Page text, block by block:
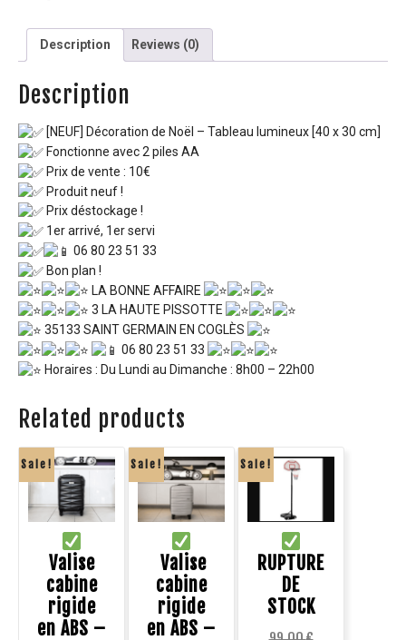
Description Reviews (0)
Description
[NEUF] Décoration de Noël – Tableau lumineux [40 x 30 cm]
Fonctionne avec 2 piles AA
Prix de vente : 10€
Produit neuf !
Prix déstockage !
1er arrivé, 1er servi
06 80 23 51 33
Bon plan !
LA BONNE AFFAIRE
3 LA HAUTE PISSOTTE
35133 SAINT GERMAIN EN COGLÈS
06 80 23 51 33
Horaires : Du Lundi au Dimanche : 8h00 – 22h00
Related products
Sale!
Valise
cabine
rigide
en ABS –
Sale!
Valise
cabine
rigide
en ABS –
Sale!
RUPTURE
DE
STOCK